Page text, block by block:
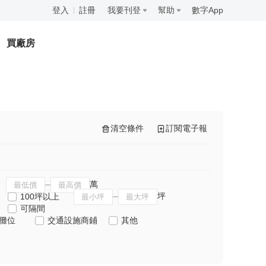
登入 註冊 我要刊登 幫助 數字App
買廠房
清空條件 訂閱電子報
萬
100坪以上
坪
可隔間
位
交通設施商鋪 其他